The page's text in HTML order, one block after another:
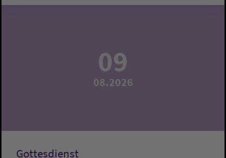
09
08.2026
Gottesdienst